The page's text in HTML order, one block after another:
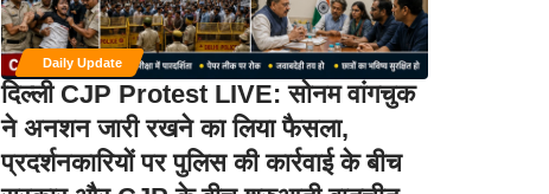
Daily Update
दिल्ली CJP Protest LIVE: सोनम वांगचुक
ने अनशन जारी रखने का लिया फैसला,
प्रदर्शनकारियों पर पुलिस की कार्रवाई के बीच